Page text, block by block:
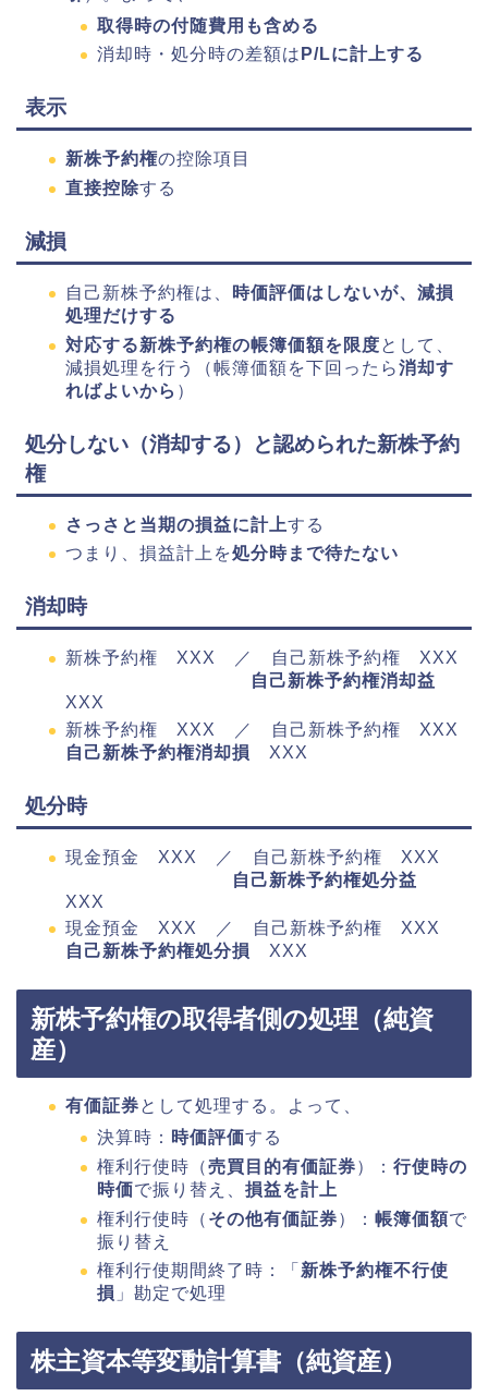
取得時の付随費用も含める
消却時・処分時の差額は P/Lに計上する
表示
新株予約権の控除項目
直接控除する
減損
自己新株予約権は、
時価評価はしないが、減損
処理だけする
対応する新株予約権の帳簿価額を限度として、
減損処理を行う（帳簿価額を下回ったら消却す
ればよいから ）
処分しない（消却する）と認められた新株予約
権
さっさと当期の損益に計上する
つまり、損益計上を処分時まで待たない
消却時
新株予約権 XXX ／ 自己新株予約権 XXX
自己新株予約権消却益
XXX
新株予約権 XXX ／ 自己新株予約権 XXX
自己新株予約権消却損
XXX
処分時
現金預金 XXX ／ 自己新株予約権 XXX
自己新株予約権処分益
XXX
現金預金 XXX ／ 自己新株予約権 XXX
自己新株予約権処分損
XXX
新株予約権の取得者側の処理（純資
産）
有価証券として処理する。よって、
決算時： 時価評価する
権利行使時（売買目的有価証券）： 行使時の
時価で振り替え、 損益を計上
権利行使時（ その他有価証券）： 帳簿価額で
振り替え
権利行使期間終了時：「 新株予約権不行使
損 」勘定で処理
株主資本等変動計算書（純資産）